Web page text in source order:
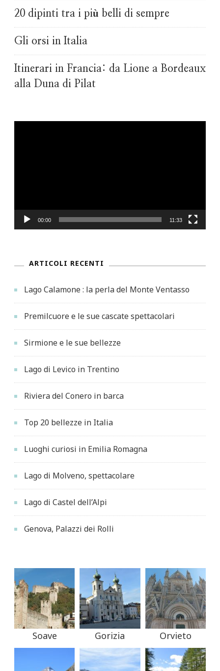
20 dipinti tra i più belli di sempre
Gli orsi in Italia
Itinerari in Francia: da Lione a Bordeaux
alla Duna di Pilat
00:00 11:33
ARTICOLI RECENTI
Lago Calamone : la perla del Monte Ventasso
Premilcuore e le sue cascate spettacolari
Sirmione e le sue bellezze
Lago di Levico in Trentino
Riviera del Conero in barca
Top 20 bellezze in Italia
Luoghi curiosi in Emilia Romagna
Lago di Molveno, spettacolare
Lago di Castel dell’Alpi
Genova, Palazzi dei Rolli
Soave Gorizia Orvieto